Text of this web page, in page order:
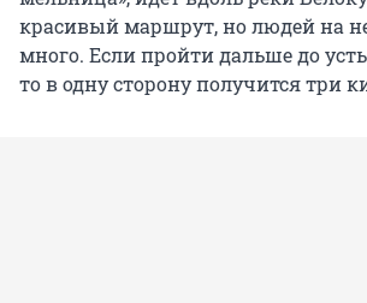
красивый маршрут, но людей на
много. Если пройти дальше до
то в одну сторону получится три